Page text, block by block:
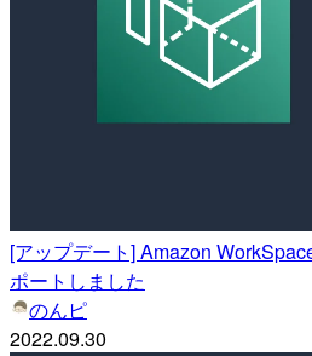
[アップデート] Amazon
ポートしました
のんピ
2022.09.30